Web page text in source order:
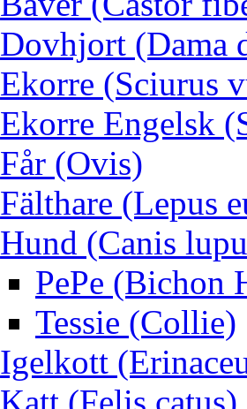
Dovhjort (Dama
Ekorre (Sciurus
Ekorre Engelsk
Får (Ovis)
Fälthare (Lepus
Hund (Canis
PePe (Bichon
Tessie (Collie)
Igelkott
Katt (Felis catus)